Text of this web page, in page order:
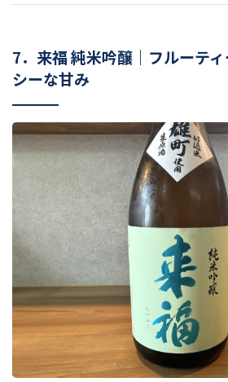
7．来福 純米吟醸｜フルーテ
シーな甘み